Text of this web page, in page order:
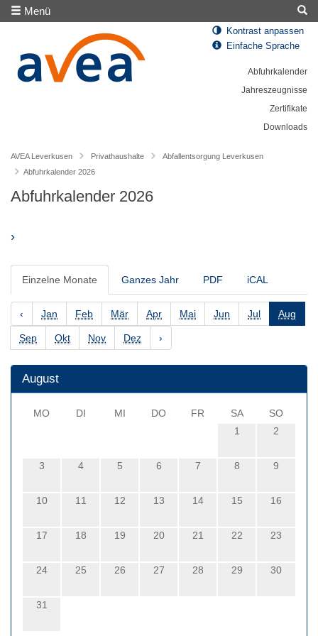
Menü
Kontrast anpassen
Einfache Sprache
Abfuhrkalender
Jahreszeugnisse
Zertifikate
Downloads
AVEA Leverkusen Privathaushalte
Abfallentsorgung Leverkusen
Abfuhrkalender 2026
Abfuhrkalender 2026
›
Einzelne Monate Ganzes Jahr PDF iCAL
‹ Jan Feb Mär Apr Mai Jun Jul Aug
Sep Okt Nov Dez ›
August
MO DI MI DO FR SA
SO
1
2
3 4 5 6 7 8 9
10 11 12 13 14 15 16
17 18 19 20 21 22 23
24 25 26 27 28 29 30
31